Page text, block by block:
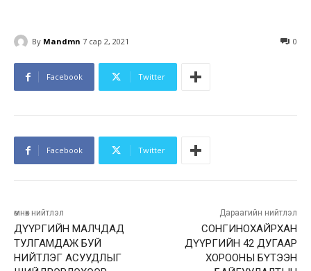
By Mandmn 7 сар 2, 2021 0
Facebook Twitter
Facebook Twitter
өмнөх нийтлэл
ДҮҮРГИЙН МАЛЧДАД
ТУЛГАМДАЖ БУЙ
НИЙТЛЭГ АСУУДЛЫГ
Дараагийн нийтлэл
СОНГИНОХАЙРХАН
ДҮҮРГИЙН 42 ДУГААР
ХОРООНЫ БҮТЭЭН